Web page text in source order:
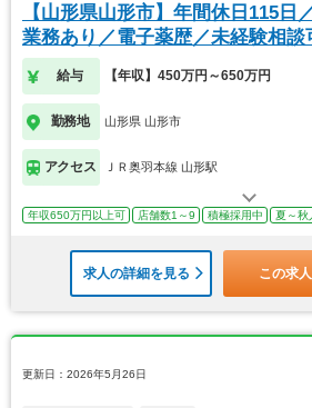
【山形県山形市】年間休日115日
業務あり／電子薬歴／未経験相談
給与 【年収】450万円～650万円
勤務地 山形県 山形市
アクセス ＪＲ奥羽本線 山形駅
年収650万円以上可 店舗数1～9 積極採用中 夏～秋
求人の詳細を見る この求
更新日：2026年5月26日